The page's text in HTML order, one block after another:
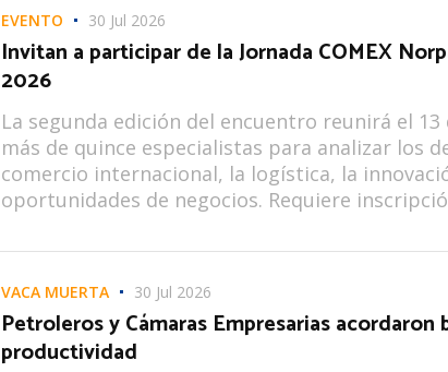
EVENTO 30 Jul 2026
Invitan a participar de la Jornada COMEX
2026
La segunda edición del encuentro reunirá el 13
más de quince especialistas para analizar los
comercio internacional, la logística, la
oportunidades de negocios. Requiere
VACA MUERTA 30 Jul 2026
Petroleros y Cámaras Empresarias acordaron
productividad